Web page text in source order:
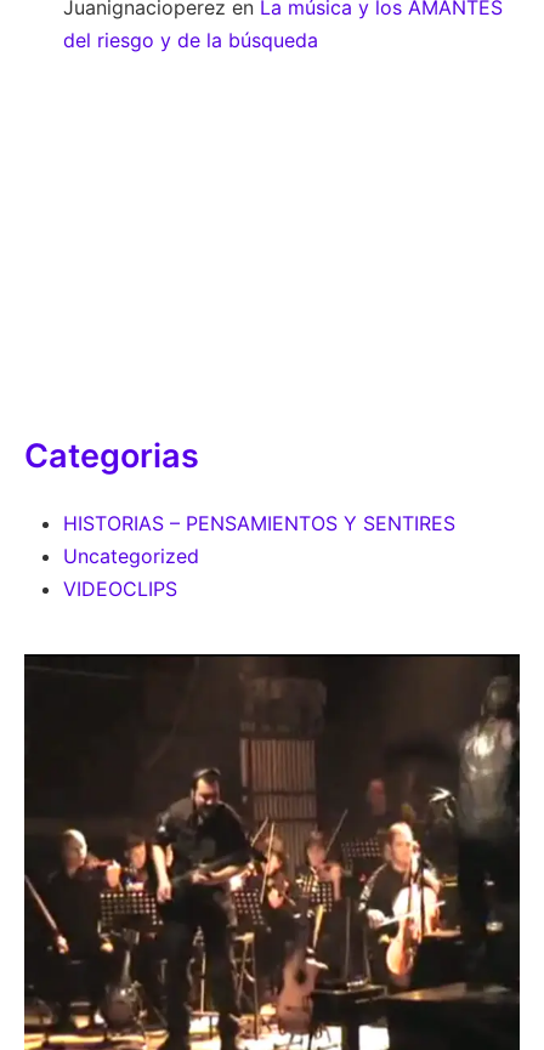
Juanignacioperez en La música y los AMANTES
del riesgo y de la búsqueda
Categorias
HISTORIAS – PENSAMIENTOS Y SENTIRES
Uncategorized
VIDEOCLIPS